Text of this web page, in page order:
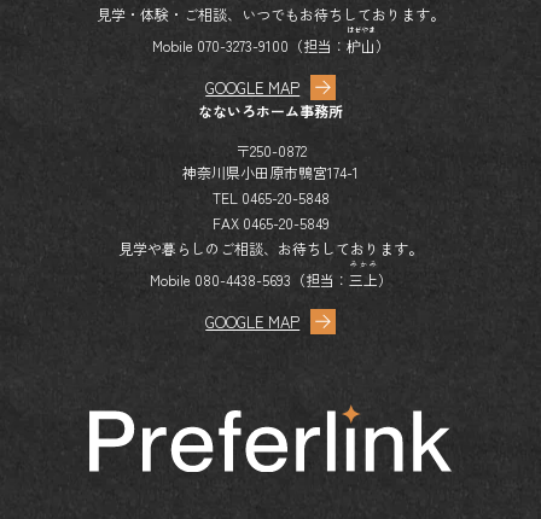
見学・体験・ご相談、いつでもお待ちしております。
Mobile 070-3273-9100（担当： 枦山
はぜやま
）
GOOGLE MAP
なないろホーム事務所
〒250-0872
神奈川県小田原市鴨宮174-1
TEL 0465-20-5848
FAX 0465-20-5849
見学や暮らしのご相談、お待ちしております。
Mobile 080-4438-5693（担当： 三上
みかみ
）
GOOGLE MAP